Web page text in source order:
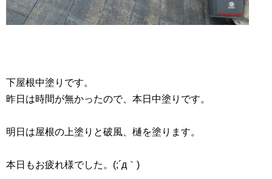
下屋根中塗りです。
昨日は時間が無かったので、本日中塗りです。
明日は屋根の上塗りと破風、樋を塗ります。
本日もお疲れ様でした。(;´д｀)